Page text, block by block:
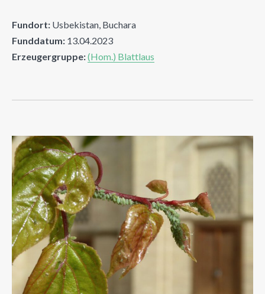
Fundort: Usbekistan, Buchara
Funddatum: 13.04.2023
Erzeugergruppe:(Hom.) Blattlaus